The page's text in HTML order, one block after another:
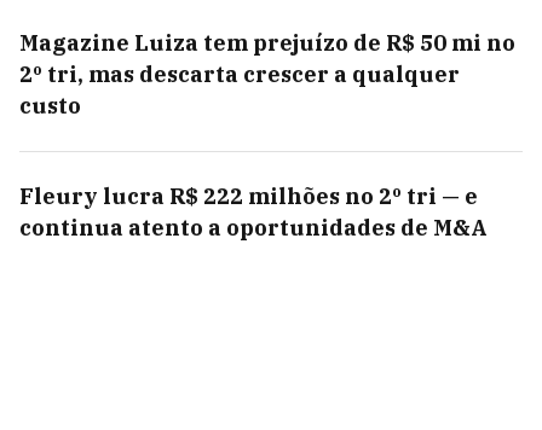
Magazine Luiza tem prejuízo de R$ 50 mi no
2º tri, mas descarta crescer a qualquer
custo
Fleury lucra R$ 222 milhões no 2º tri — e
continua atento a oportunidades de M&A